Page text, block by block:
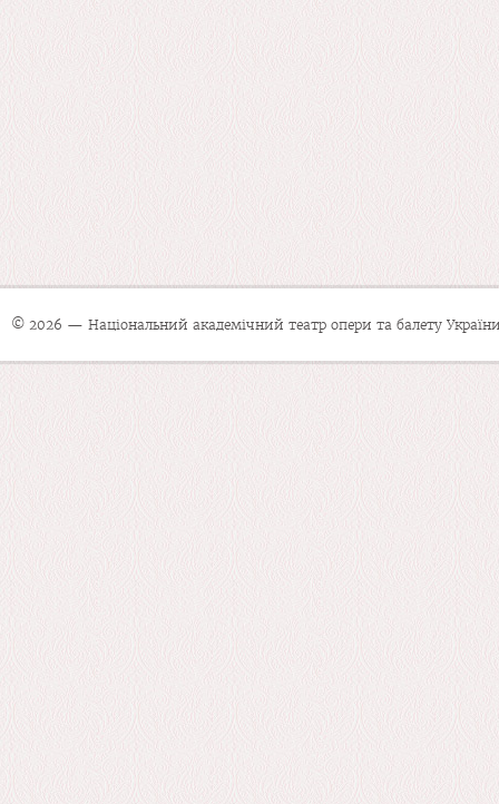
© 2026 — Національний академічний театр опери та балету